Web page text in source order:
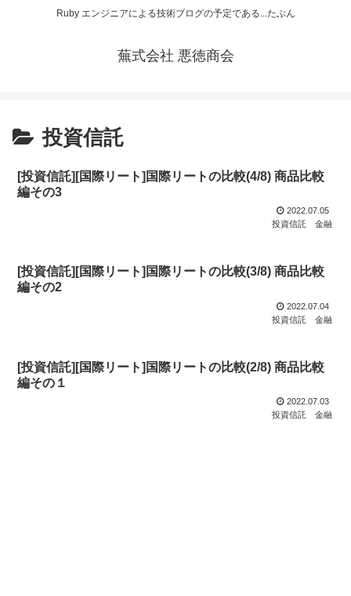
Ruby エンジニアによる技術ブログの予定である...たぶん
蕪式会社 悪徳商会
投資信託
[投資信託][国際リート]国際リートの比較(4/8) 商品比較
編その3
2022.07.05
投資信託
金融
[投資信託][国際リート]国際リートの比較(3/8) 商品比較
編その2
2022.07.04
投資信託
金融
[投資信託][国際リート]国際リートの比較(2/8) 商品比較
編その１
2022.07.03
投資信託
金融